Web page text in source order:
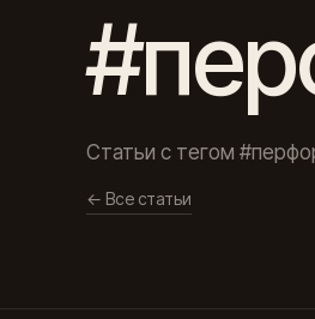
Статьи с тегом
← Все статьи